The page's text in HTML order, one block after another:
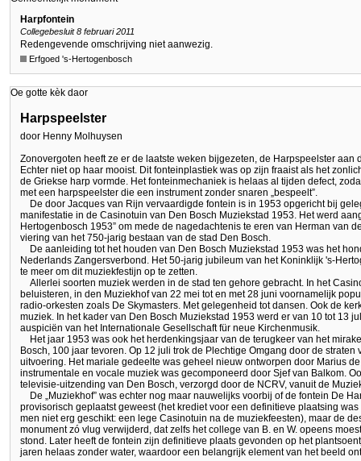
Harpfontein
Collegebesluit 8 februari 2011
Redengevende omschrijving niet aanwezig.
Erfgoed 's-Hertogenbosch
Oe gotte kèk daor
Harpspeelster
door Henny Molhuysen
Zonovergoten heeft ze er de laatste weken bijgezeten, de Harpspeelster
Echter niet op haar mooist. Dit fonteinplastiek was op zijn fraaist als het
de Griekse harp vormde. Het fonteinmechaniek is helaas al tijden defect,
met een harpspeelster die een instrument zonder snaren „bespeelt”.
De door Jacques van Rijn vervaardigde fontein is in 1953 opgericht bij
manifestatie in de Casinotuin van Den Bosch Muziekstad 1953. Het werd
Hertogenbosch 1953” om mede de nagedachtenis te eren van Herman van
viering van het 750-jarig bestaan van de stad Den Bosch.
De aanleiding tot het houden van Den Bosch Muziekstad 1953 was het
Nederlands Zangersverbond. Het 50-jarig jubileum van het Koninklijk 's-
te meer om dit muziekfestijn op te zetten.
Allerlei soorten muziek werden in de stad ten gehore gebracht. In het
beluisteren, in den Muziekhof van 22 mei tot en met 28 juni voornamelijk
radio-orkesten zoals De Skymasters. Met gelegenheid tot dansen. Ook de
muziek. In het kader van Den Bosch Muziekstad 1953 werd er van 10 tot 13
auspiciën van het Internationale Gesellschaft für neue Kirchenmusik.
Het jaar 1953 was ook het herdenkingsjaar van de terugkeer van het
Bosch, 100 jaar tevoren. Op 12 juli trok de Plechtige Omgang door de
uitvoering. Het mariale gedeelte was geheel nieuw ontworpen door Marius
instrumentale en vocale muziek was gecomponeerd door Sjef van Balkom.
televisie-uitzending van Den Bosch, verzorgd door de NCRV, vanuit de
De „Muziekhof” was echter nog maar nauwelijks voorbij of de fontein De
provisorisch geplaatst geweest (het krediet voor een definitieve plaatsing
men niet erg geschikt: een lege Casinotuin na de muziekfeesten), maar de
monument zó vlug verwijderd, dat zelfs het college van B. en W. opeens
stond. Later heeft de fontein zijn definitieve plaats gevonden op het
jaren helaas zonder water, waardoor een belangrijk element van het beeld